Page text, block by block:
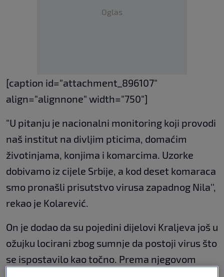
Oglas
[caption id="attachment_896107"
align="alignnone" width="750"]
"U pitanju je nacionalni monitoring koji provodi
naš institut na divljim pticima, domaćim
životinjama, konjima i komarcima. Uzorke
dobivamo iz cijele Srbije, a kod deset komaraca
smo pronašli prisutstvo virusa zapadnog Nila'',
rekao je Kolarević.
On je dodao da su pojedini dijelovi Kraljeva još u
ožujku locirani zbog sumnje da postoji virus što
se ispostavilo kao točno. Prema njegovom